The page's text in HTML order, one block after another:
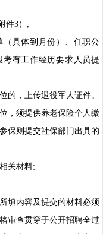
3）;
具体到月份）、任职公
考有工作经历要求人员提
的，上传退役军人证件。
，须提供养老保险个人缴
保则提交社保部门出具的
关材料;
填内容及提交的材料必须
审查贯穿于公开招聘全过